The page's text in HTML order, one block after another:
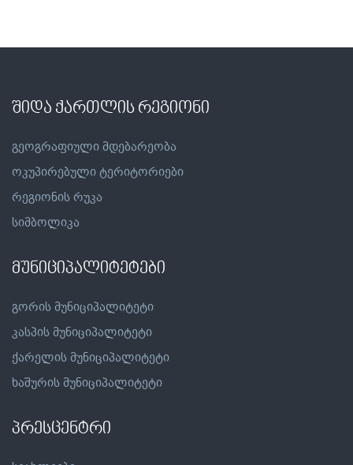
შიდა ქართლის რეგიონი
გეოგრაფიული მდებარეობა
ოკუპირებული ტერიტორიები
რეგიონის რუკა
სიმბოლიკა
მუნიციპალიტეტები
გორის მუნიციპალიტეტი
კასპის მუნიციპალიტეტი
ქარელის მუნიციპალიტეტი
ხაშურის მუნიციპალიტეტი
პრესცენტრი